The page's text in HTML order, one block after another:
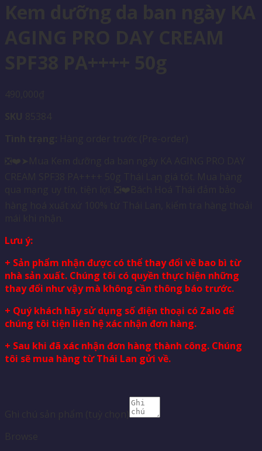
Lưu ý:
+ Sản phẩm nhận được có thể thay đổi về bao bì từ
nhà sản xuất. Chúng tôi có quyền thực hiện những
thay đổi như vậy mà không cần thông báo trước.
+ Quý khách hãy sử dụng số điện thoại có Zalo để
chúng tôi tiện liên hệ xác nhận đơn hàng.
+ Sau khi đã xác nhận đơn hàng thành công. Chúng
tôi sẽ mua hàng từ Thái Lan gửi về.